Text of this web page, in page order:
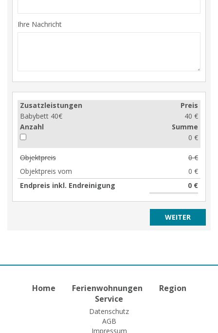
Ihre Nachricht
Zusatzleistungen
Babybett 40€
Preis
40 €
Anzahl
Summe
0 €
Objektpreis
0 €
Objektpreis vom
0 €
Endpreis inkl. Endreinigung
0 €
Home Ferienwohnungen
Region
Service
Datenschutz
AGB
Impressum